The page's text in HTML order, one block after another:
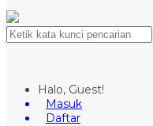
Halo, Guest!
Masuk
Daftar